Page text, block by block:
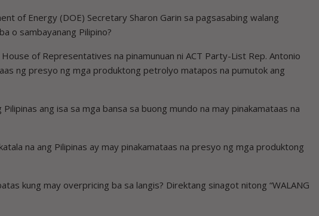
of Energy (DOE) Secretary Sharon Garin sa pagsasabing walang
o sambayanang Pilipino?
of Representatives na pinamunuan ni ACT Party-List Rep. Antonio
ng presyo ng mga produktong petrolyo matapos na pumutok ang
ang isa sa mga bansa sa buong mundo na may pinakamataas na
na ang Pilipinas ay may pinakamataas na presyo ng mga produktong
kung may overpricing ba sa langis? Direktang sinagot nitong “WALANG